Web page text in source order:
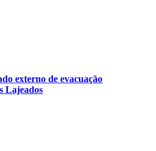
externo de evacuação
Lajeados